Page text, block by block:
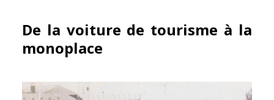
De la voiture de tourisme à la
monoplace